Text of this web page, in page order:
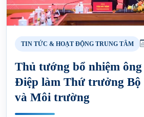
TIN TỨC & HOẠT ĐỘNG TRUNG TÂM
Thủ tướng bổ nhiệm
Điệp làm Thứ trưởng Bộ
và Môi trường